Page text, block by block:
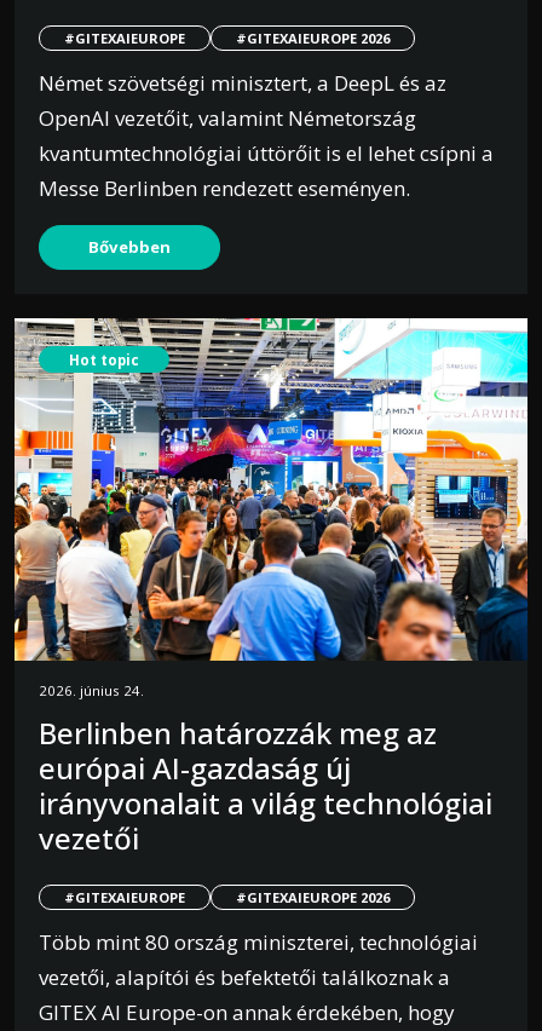
#GITEXAIEUROPE #GITEXAIEUROPE 2026
Német szövetségi minisztert, a DeepL és az
OpenAI vezetőit, valamint Németország
kvantumtechnológiai úttörőit is el lehet csípni a
Messe Berlinben rendezett eseményen.
Bővebben
Hot topic
2026. június 24.
Berlinben határozzák meg az
európai AI-gazdaság új
irányvonalait a világ technológiai
vezetői
#GITEXAIEUROPE #GITEXAIEUROPE 2026
Több mint 80 ország miniszterei, technológiai
vezetői, alapítói és befektetői találkoznak a
GITEX AI Europe-on annak érdekében, hogy